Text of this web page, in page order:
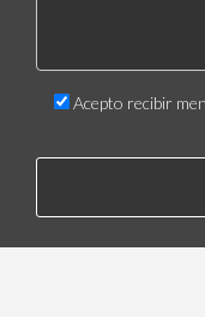
Acepto recibir